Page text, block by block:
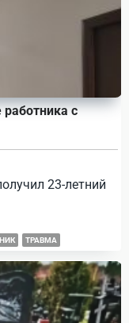
с
23-летний
ТРАВМА